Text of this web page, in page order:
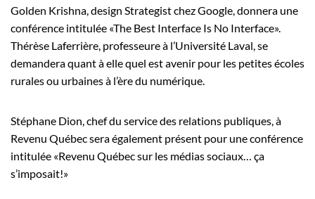
Golden Krishna, design Strategist chez Google, donnera une
conférence intitulée «The Best Interface Is No Interface».
Thérèse Laferrière, professeure à l’Université Laval, se
demandera quant à elle quel est avenir pour les petites écoles
rurales ou urbaines à l’ère du numérique.
Stéphane Dion, chef du service des relations publiques, à
Revenu Québec sera également présent pour une conférence
intitulée «Revenu Québec sur les médias sociaux… ça
s’imposait!»